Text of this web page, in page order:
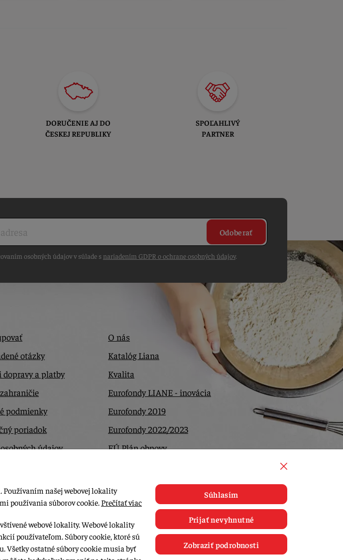
DORUČENIE AJ DO
ČESKEJ REPUBLIKY
SPOĽAHLIVÝ
PARTNER
Odoberať
osobných údajov v súlade snariadením GDPR o ochrane osobných údajov.
otázky
dopravy a platby
podmienky
poriadok
údajov
O nás
Katalóg Liana
Kvalita
Eurofondy LIANE - inovácia
Eurofondy 2019
Eurofondy 2022/2023
EÚ Plán obnovy
Používaním našej webovej lokality
používania súborov cookie. Prečítať viac
webové lokality. Webové lokality
používateľom. Súbory cookie, ktoré sú
Všetky ostatné súbory cookie musia byť
Súhlasím
Prijať nevyhnutné
Zobraziť podrobnosti